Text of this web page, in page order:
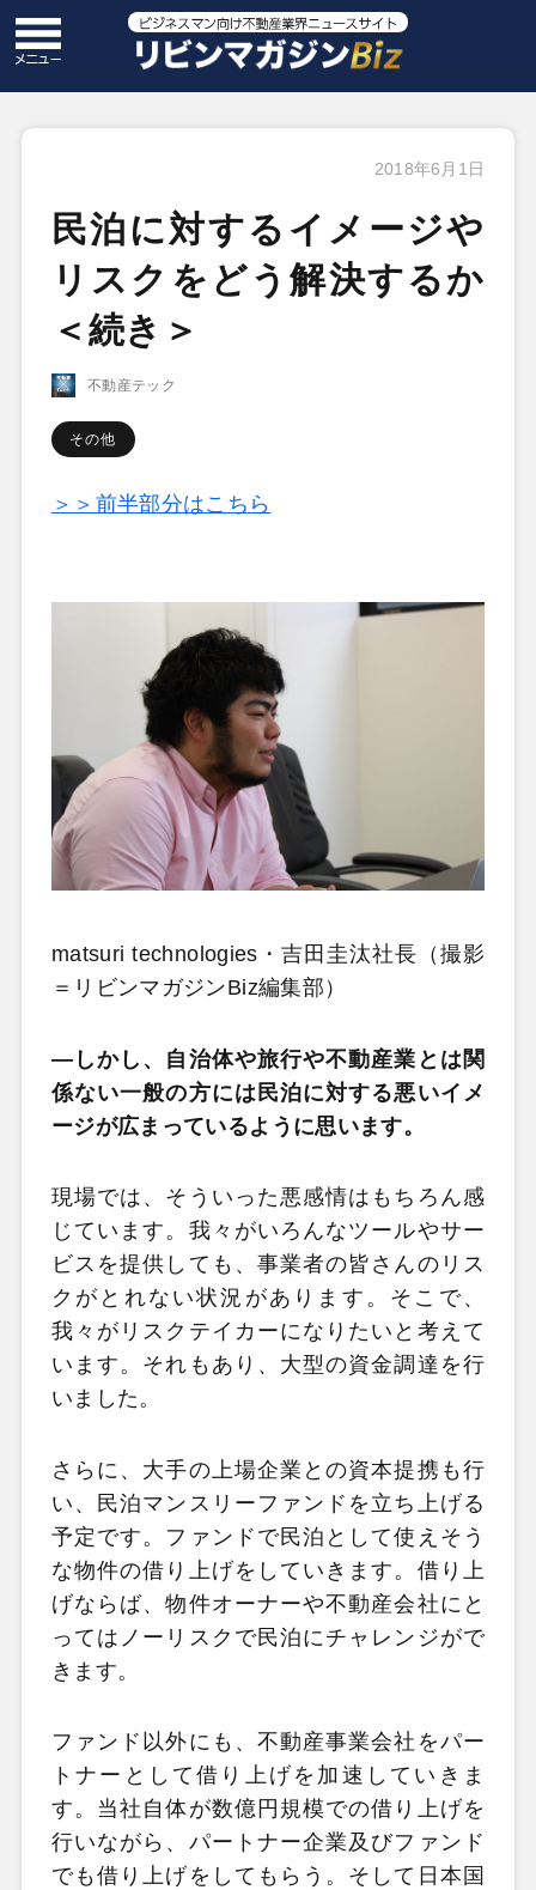
2018年6月1日
民泊に対するイメージや
リスクをどう解決するか
＜続き＞
不動産テック
その他
＞＞前半部分はこちら
matsuri technologies・吉田圭汰社長（撮影
＝リビンマガジンBiz編集部）
―しかし、自治体や旅行や不動産業とは関
係ない一般の方には民泊に対する悪いイメ
ージが広まっているように思います。
現場では、そういった悪感情はもちろん感
じています。我々がいろんなツールやサー
ビスを提供しても、事業者の皆さんのリス
クがとれない状況があります。そこで、
我々がリスクテイカーになりたいと考えて
います。それもあり、大型の資金調達を行
いました。
さらに、大手の上場企業との資本提携も行
い、民泊マンスリーファンドを立ち上げる
予定です。ファンドで民泊として使えそう
な物件の借り上げをしていきます。借り上
げならば、物件オーナーや不動産会社にと
ってはノーリスクで民泊にチャレンジがで
きます。
ファンド以外にも、不動産事業会社をパー
トナーとして借り上げを加速していきま
す。当社自体が数億円規模での借り上げを
行いながら、パートナー企業及びファンド
でも借り上げをしてもらう。そして日本国